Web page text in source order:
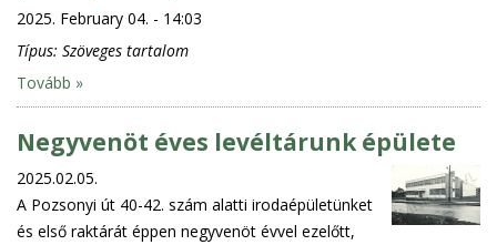
2025. February 04. - 14:03
Típus: Szöveges tartalom
Tovább »
Negyvenöt éves levéltárunk épülete
2025.02.05.
A Pozsonyi út 40-42. szám alatti irodaépületünket
és első raktárát éppen negyvenöt évvel ezelőtt,